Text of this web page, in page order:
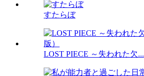
すたらぼ
LOST PIECE ～失われた欠...